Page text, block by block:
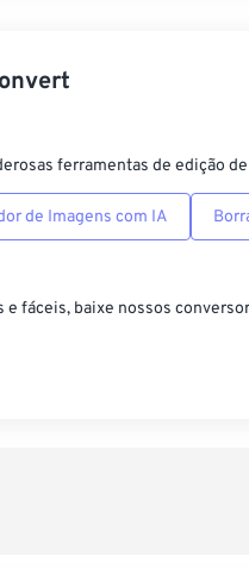
ferramentas de edição
de Imagens com IA
e fáceis, baixe nossos